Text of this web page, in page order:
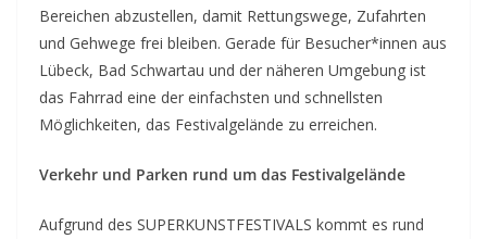
Bereichen abzustellen, damit Rettungswege, Zufahrten
und Gehwege frei bleiben. Gerade für Besucher*innen aus
Lübeck, Bad Schwartau und der näheren Umgebung ist
das Fahrrad eine der einfachsten und schnellsten
Möglichkeiten, das Festivalgelände zu erreichen.
Verkehr und Parken rund um das Festivalgelände
Aufgrund des SUPERKUNSTFESTIVALS kommt es rund